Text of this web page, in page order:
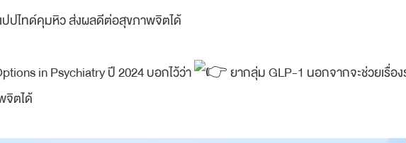
ปไทด์คุมหิว ส่งผลดีต่อสุขภาพจิตได้
in Psychiatry ปี 2024 บอกไว้ว่า
ยากลุ่ม GLP-1 นอกจากจะช่วยเรื่อ
จิตได้